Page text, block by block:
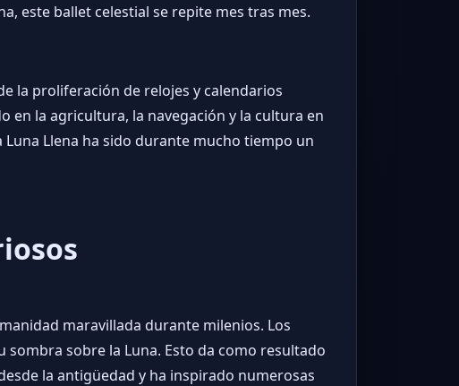
este ballet celestial se repite mes tras mes.
la proliferación de relojes y calendarios
en la agricultura, la navegación y la cultura en
Llena ha sido durante mucho tiempo un
maravillada durante milenios. Los
sobre la Luna. Esto da como resultado
la antigüedad y ha inspirado numerosas